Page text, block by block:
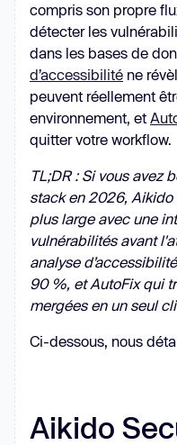
compris son propre
détecter les
dans les bases de
d’accessibilité ne
peuvent réellement
environnement, et
quitter votre workflow.
TL;DR : Si vous avez
stack en 2026, Aikido
plus large avec une
vulnérabilités avant
analyse
90 %, et AutoFix qui
mergées en un seul
Ci-dessous, nous
Aikido